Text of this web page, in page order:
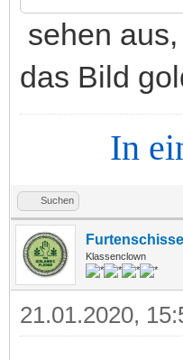
sehen
das Bild
In
Suchen
Klassenclown
21.01.2020,